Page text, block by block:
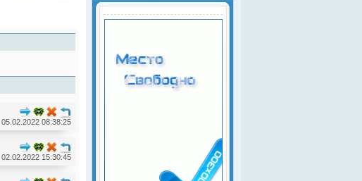
05.02.2022 08:38:25
02.02.2022 15:30:45